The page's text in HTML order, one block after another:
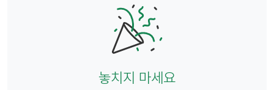
놓치지 마세요